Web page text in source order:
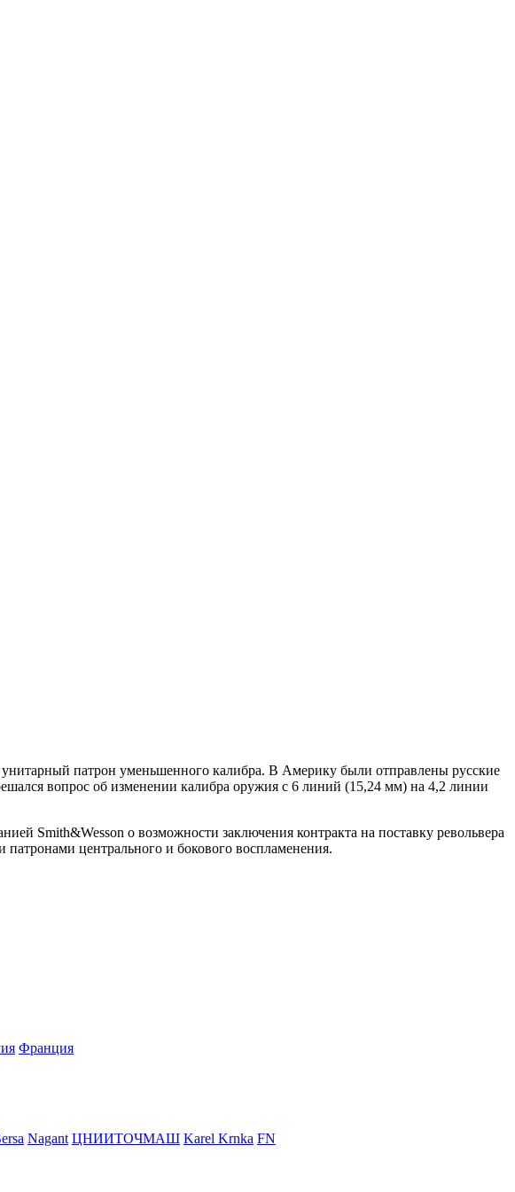
патрон уменьшенного калибра. В Америку были отправлены русские
вопрос об изменении калибра оружия с 6 линий (15,24 мм) на 4,2 линии
Smith&Wesson о возможности заключения контракта на поставку револьвера
центрального и бокового воспламенения.
Франция
Nagant ЦНИИТОЧМАШ Karel Krnka FN